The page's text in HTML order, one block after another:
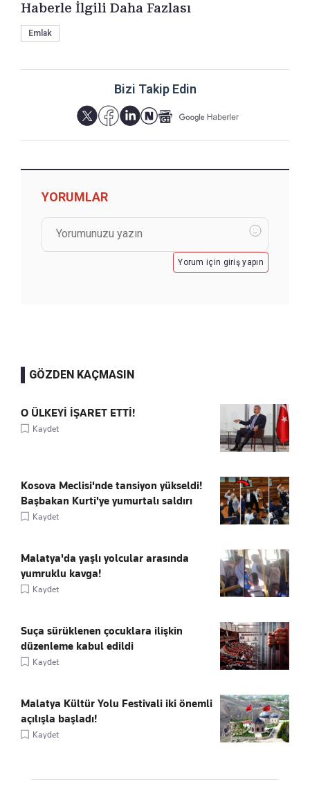
Haberle İlgili Daha Fazlası
Emlak
Bizi Takip Edin
YORUMLAR
Yorum için giriş yapın
GÖZDEN KAÇMASIN
O ÜLKEYİ İŞARET ETTİ!
Kaydet
Kosova Meclisi'nde tansiyon yükseldi!
Başbakan Kurti'ye yumurtalı saldırı
Kaydet
Malatya'da yaşlı yolcular arasında
yumruklu kavga!
Kaydet
Suça sürüklenen çocuklara ilişkin
düzenleme kabul edildi
Kaydet
Malatya Kültür Yolu Festivali iki önemli
açılışla başladı!
Kaydet